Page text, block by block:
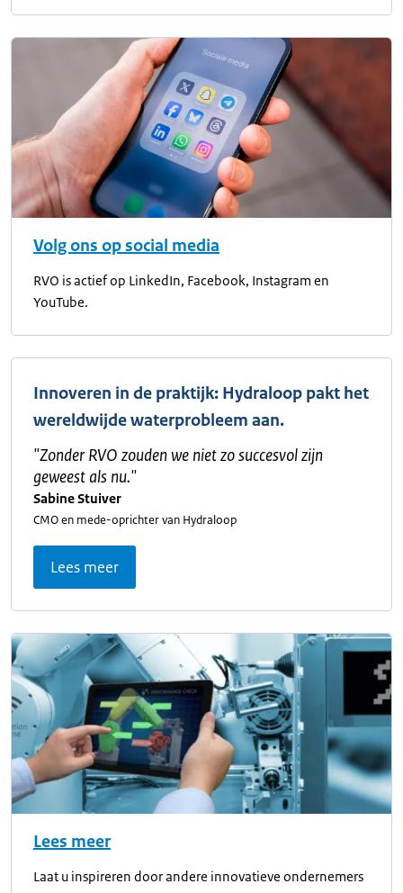
Volg ons op social media
RVO is actief op LinkedIn, Facebook, Instagram en
YouTube.
Innoveren in de praktijk: Hydraloop pakt het
wereldwijde waterprobleem aan.
"Zonder RVO zouden we niet zo succesvol zijn
geweest als nu."
Sabine Stuiver
CMO en mede-oprichter van Hydraloop
Lees meer
Lees meer
Laat u inspireren door andere innovatieve ondernemers